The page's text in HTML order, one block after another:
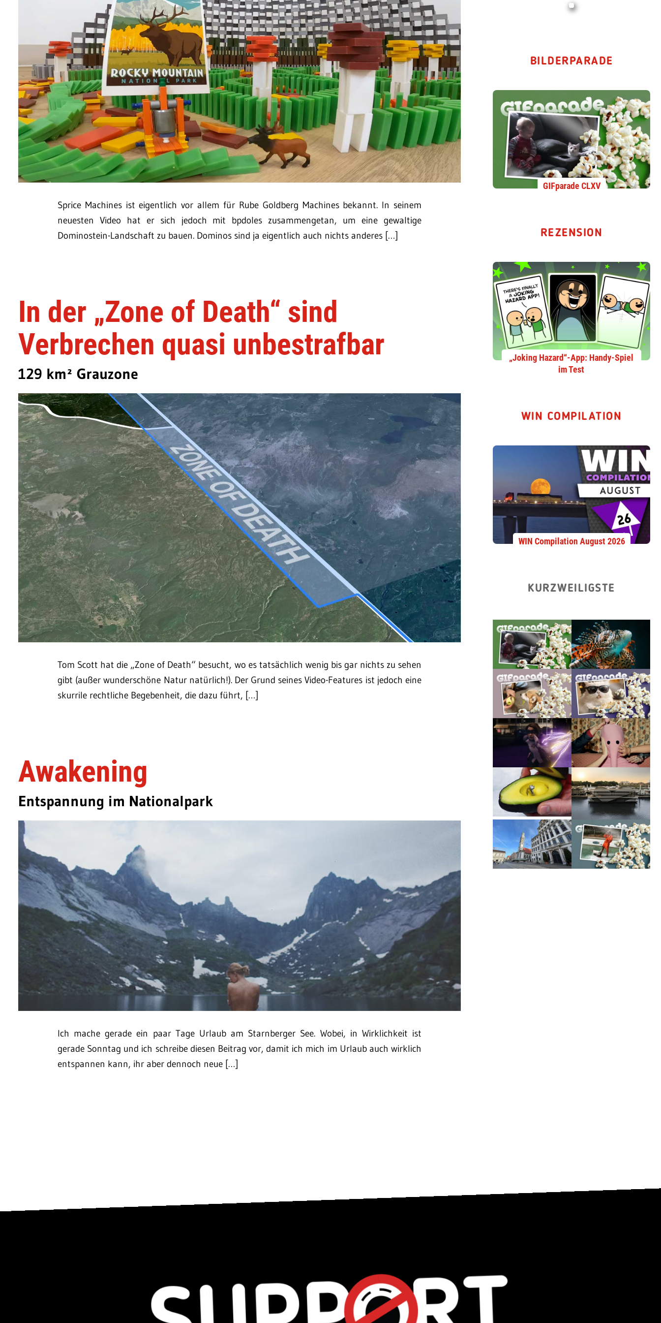
Sprice Machines ist eigentlich vor allem für Rube Goldberg Machines bekannt. In seinem
neuesten Video hat er sich jedoch mit bpdoles zusammengetan, um eine gewaltige
Dominostein-Landschaft zu bauen. Dominos sind ja eigentlich auch nichts anderes […]
In der „Zone of Death“ sind
Verbrechen quasi unbestrafbar
129 km² Grauzone
Tom Scott hat die „Zone of Death“ besucht, wo es tatsächlich wenig bis gar nichts zu sehen
gibt (außer wunderschöne Natur natürlich!). Der Grund seines Video-Features ist jedoch eine
skurrile rechtliche Begebenheit, die dazu führt, […]
Awakening
Entspannung im Nationalpark
Ich mache gerade ein paar Tage Urlaub am Starnberger See. Wobei, in Wirklichkeit ist
gerade Sonntag und ich schreibe diesen Beitrag vor, damit ich mich im Urlaub auch wirklich
entspannen kann, ihr aber dennoch neue […]
BILDERPARADE
GIFparade CLXV
REZENSION
„Joking Hazard“-App: Handy-Spiel
im Test
WIN COMPILATION
WIN Compilation August 2026
KURZWEILIGSTE